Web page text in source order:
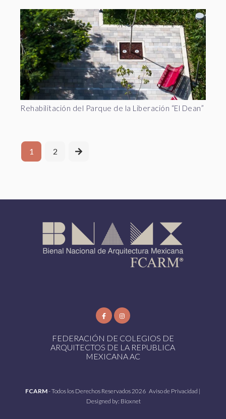
Rehabilitación del Parque de la Liberación “El Dean” 1ra
1 2
FEDERACIÓN DE COLEGIOS DE
ARQUITECTOS DE LA REPUBLICA
MEXICANA AC
FCARM- Todos los Derechos Reservados 2026Aviso de Privacidad |
Designed by: Bioxnet